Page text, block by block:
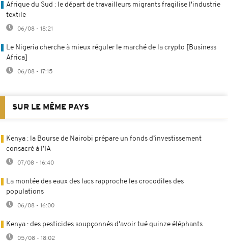
Afrique du Sud : le départ de travailleurs migrants fragilise l'industrie
textile
06/08 - 18:21
Le Nigeria cherche à mieux réguler le marché de la crypto [Business
Africa]
06/08 - 17:15
SUR LE MÊME PAYS
Kenya : la Bourse de Nairobi prépare un fonds d’investissement
consacré à l’IA
07/08 - 16:40
La montée des eaux des lacs rapproche les crocodiles des
populations
06/08 - 16:00
Kenya : des pesticides soupçonnés d'avoir tué quinze éléphants
05/08 - 18:02